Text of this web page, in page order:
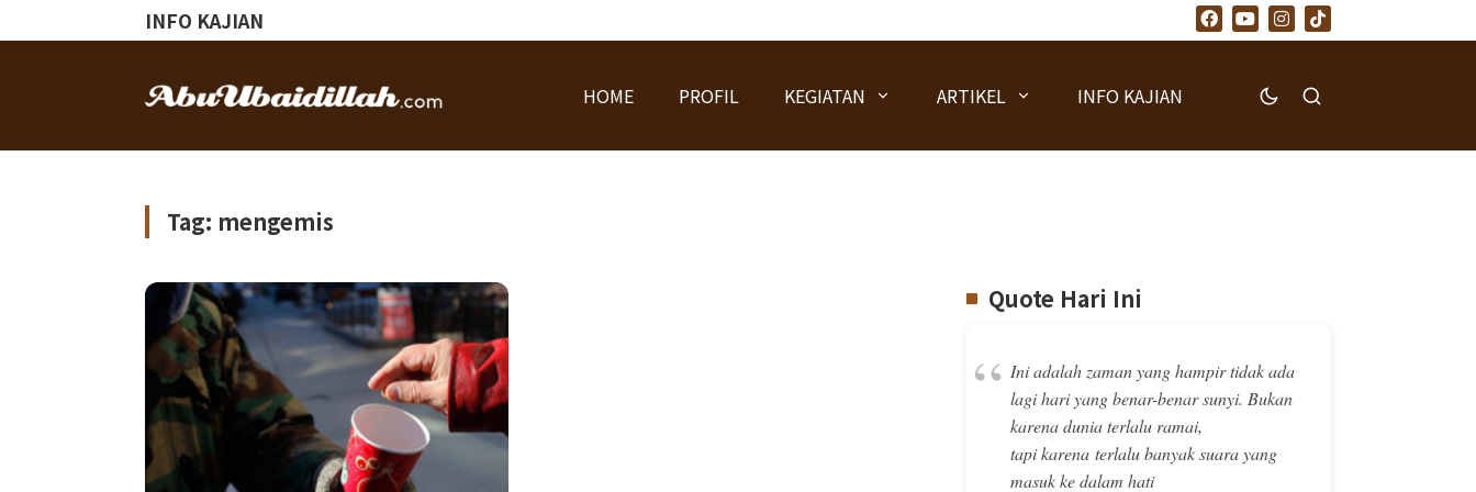
INFO KAJIAN
HOME PROFIL KEGIATAN ARTIKEL INFO KAJIAN
Tag: mengemis
Quote Hari Ini
“ Ini adalah zaman yang hampir tidak ada
lagi hari yang benar-benar sunyi. Bukan
karena dunia terlalu ramai,
tapi karena terlalu banyak suara yang
masuk ke dalam hati